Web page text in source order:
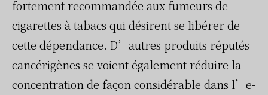
fortement recommandée aux fumeurs de
cigarettes à tabacs qui désirent se libérer de
cette dépendance. D’autres produits réputés
cancérigènes se voient également réduire la
concentration de façon considérable dans l’e-